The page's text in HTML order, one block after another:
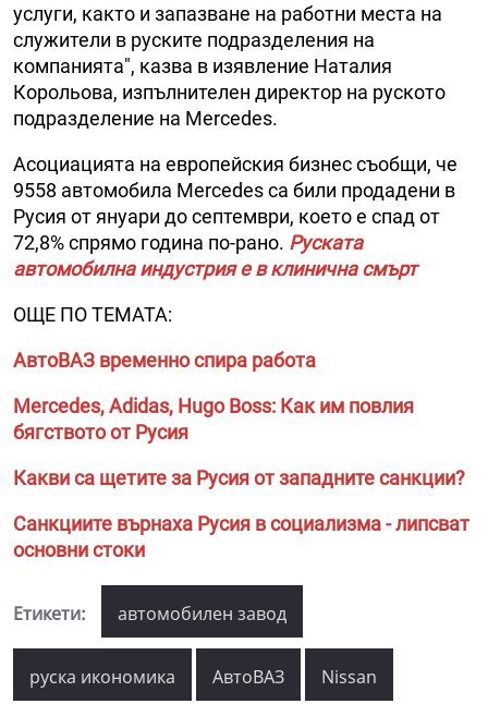
услуги, както и запазване на работни места на
служители в руските подразделения на
компанията", казва в изявление Наталия
Корольова, изпълнителен директор на руското
подразделение на Mercedes.
Асоциацията на европейския бизнес съобщи, че
9558 автомобила Mercedes са били продадени в
Русия от януари до септември, което е спад от
72,8% спрямо година по-рано. Руската
автомобилна индустрия е в клинична смърт
ОЩЕ ПО ТЕМАТА:
АвтоВАЗ временно спира работа
Mercedes, Adidas, Hugo Boss: Как им повлия
бягството от Русия
Какви са щетите за Русия от западните санкции?
Санкциите върнаха Русия в социализма - липсват
основни стоки
Етикети: автомобилен завод
руска икономика АвтоВАЗ Nissan